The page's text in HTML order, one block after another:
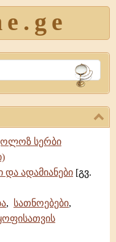
სერბი
ადამიანები [გვ.
, სათნოებები,